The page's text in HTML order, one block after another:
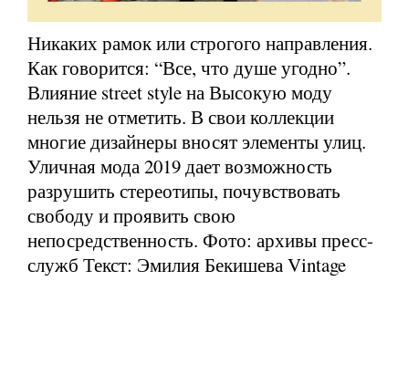
Никаких рамок или строгого направления.
Как говорится: “Все, что душе угодно”.
Влияние street style на Высокую моду
нельзя не отметить. В свои коллекции
многие дизайнеры вносят элементы улиц.
Уличная мода 2019 дает возможность
разрушить стереотипы, почувствовать
свободу и проявить свою
непосредственность. Фото: архивы пресс-
служб Текст: Эмилия Бекишева Vintage